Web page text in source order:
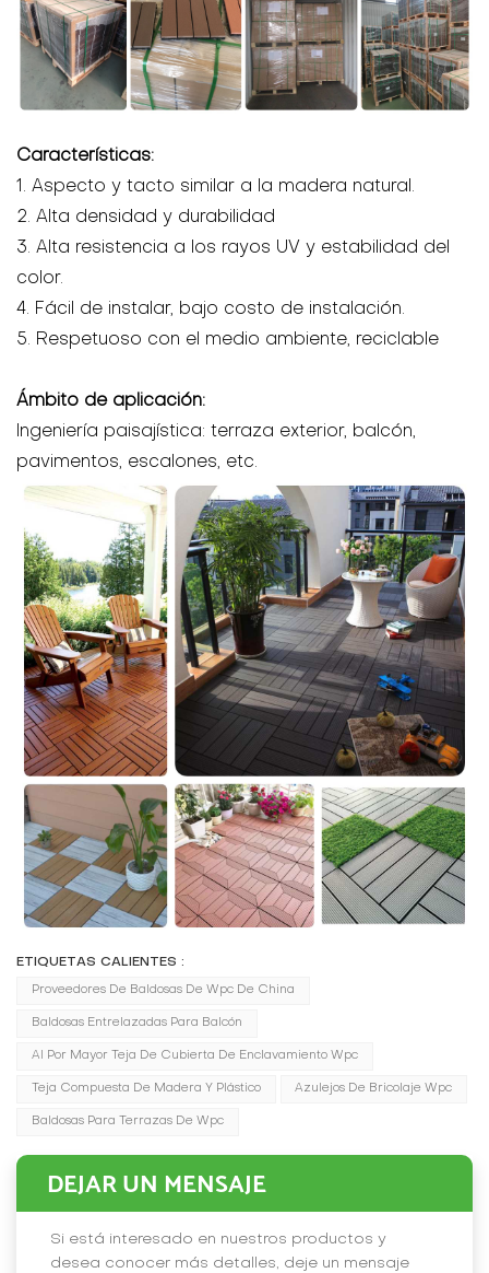
Características:
1. Aspecto y tacto similar a la madera natural.
2. Alta densidad y durabilidad
3. Alta resistencia a los rayos UV y estabilidad del
color.
4. Fácil de instalar, bajo costo de instalación.
5. Respetuoso con el medio ambiente, reciclable
Ámbito de aplicación:
Ingeniería paisajística: terraza exterior, balcón,
pavimentos, escalones, etc.
ETIQUETAS CALIENTES :
Proveedores De Baldosas De Wpc De China
Baldosas Entrelazadas Para Balcón
Al Por Mayor Teja De Cubierta De Enclavamiento Wpc
Teja Compuesta De Madera Y Plástico Azulejos De Bricolaje Wpc
Baldosas Para Terrazas De Wpc
DEJAR UN MENSAJE
Si está interesado en nuestros productos y
desea conocer más detalles, deje un mensaje